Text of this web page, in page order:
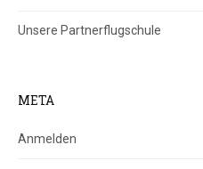
Unsere Partnerflugschule
META
Anmelden